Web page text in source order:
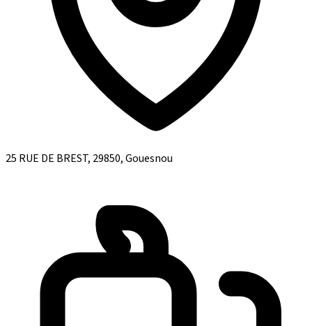
25 RUE DE BREST, 29850, Gouesnou